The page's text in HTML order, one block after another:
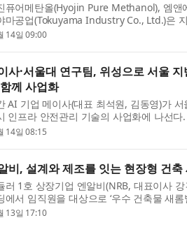
퓨어메탄올(Hyojin Pure Methanol), 엠
마공업(Tokuyama Industry Co., Ltd.)은
화와 글로벌 공급망 구축을 위한 3자 전
14일 09:00
사·서울대 연구팀, 위성으로 서울
께 사업화
AI 기업 메이사(대표 최석원, 김동영)가
인프라 안전관리 기술의 사업화에 나선다
메이사의 AI·사업화 역량을 결합해 연구
14일 08:15
비, 설계와 제조를 잇는 현장형 건축
러 1호 상장기업 엔알비(NRB, 대표이사
에서 임직원을 대상으로 ‘우수 건축물 새
고 밝혔다. 이번 행사는 강건우 대표가 선
13일 17:10